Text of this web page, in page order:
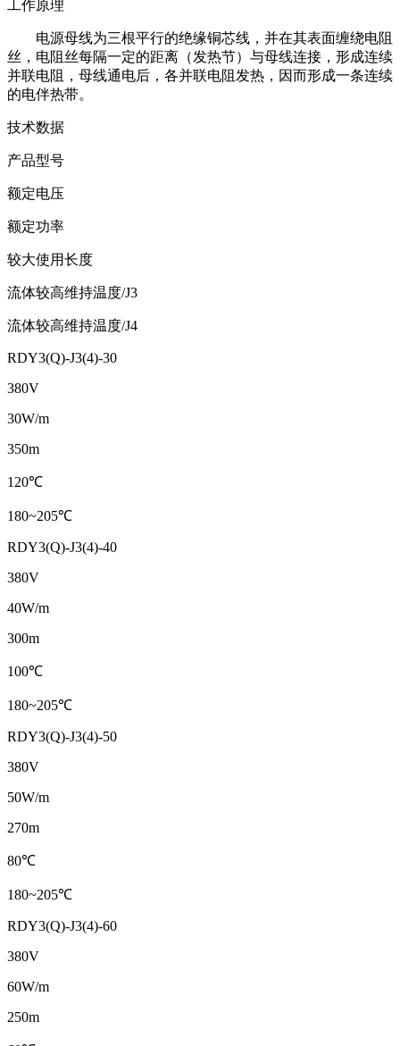
工作原理
电源母线为三根平行的绝缘铜芯线，并在其表面缠绕电阻
丝，电阻丝每隔一定的距离（发热节）与母线连接，形成连续
并联电阻，母线通电后，各并联电阻发热，因而形成一条连续
的电伴热带。
技术数据
产品型号
额定电压
额定功率
较大使用长度
流体较高维持温度/J3
流体较高维持温度/J4
RDY3(Q)-J3(4)-30
380V
30W/m
350m
120℃
180~205℃
RDY3(Q)-J3(4)-40
380V
40W/m
300m
100℃
180~205℃
RDY3(Q)-J3(4)-50
380V
50W/m
270m
80℃
180~205℃
RDY3(Q)-J3(4)-60
380V
60W/m
250m